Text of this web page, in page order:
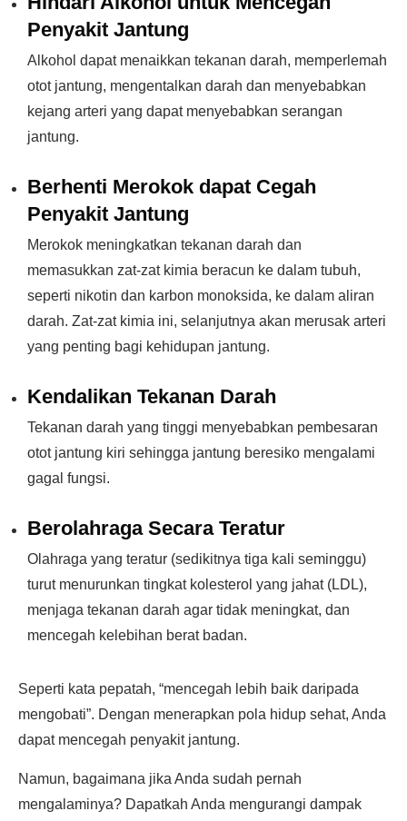
Penyakit Jantung
Alkohol dapat menaikkan tekanan darah, memperlemah
otot jantung, mengentalkan darah dan menyebabkan
kejang arteri yang dapat menyebabkan serangan
jantung.
Berhenti Merokok dapat Cegah
Penyakit Jantung
Merokok meningkatkan tekanan darah dan
memasukkan zat-zat kimia beracun ke dalam tubuh,
seperti nikotin dan karbon monoksida, ke dalam aliran
darah. Zat-zat kimia ini, selanjutnya akan merusak arteri
yang penting bagi kehidupan jantung.
Kendalikan Tekanan Darah
Tekanan darah yang tinggi menyebabkan pembesaran
otot jantung kiri sehingga jantung beresiko mengalami
gagal fungsi.
Berolahraga Secara Teratur
Olahraga yang teratur (sedikitnya tiga kali seminggu)
turut menurunkan tingkat kolesterol yang jahat (LDL),
menjaga tekanan darah agar tidak meningkat, dan
mencegah kelebihan berat badan.
Seperti kata pepatah, “mencegah lebih baik daripada
mengobati”. Dengan menerapkan pola hidup sehat, Anda
dapat mencegah penyakit jantung.
Namun, bagaimana jika Anda sudah pernah
mengalaminya? Dapatkah Anda mengurangi dampak